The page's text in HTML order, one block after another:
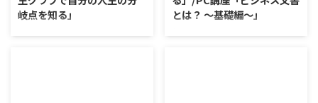
岐点を知る」
とは？ ～基礎編～」